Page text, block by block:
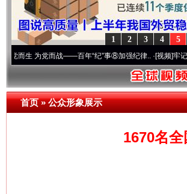
5
4
3
2
1
党而战——百年“纪”事⑧加强纪律..·[视频]牢记初心使命
首页»公众形象展示
1670名